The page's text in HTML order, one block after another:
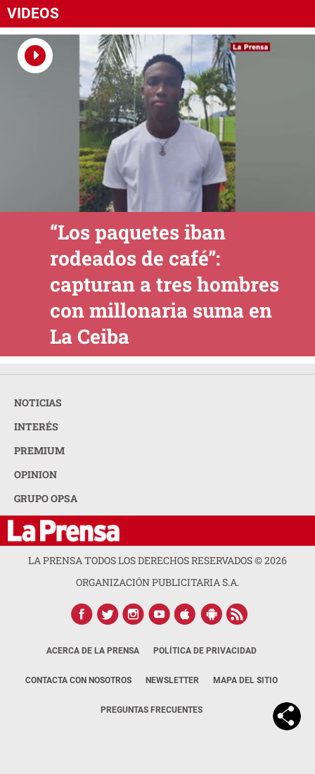
VIDEOS
“Los paquetes iban
rodeados de café”:
capturan a tres hombres
con millonaria suma en
La Ceiba
NOTICIAS
INTERÉS
PREMIUM
OPINION
GRUPO OPSA
LA PRENSA TODOS LOS DERECHOS RESERVADOS ©2026
ORGANIZACIÓN PUBLICITARIA S.A.
ACERCA DE LA PRENSA POLÍTICA DE PRIVACIDAD
CONTACTA CON NOSOTROS NEWSLETTER MAPA DEL SITIO
PREGUNTAS FRECUENTES